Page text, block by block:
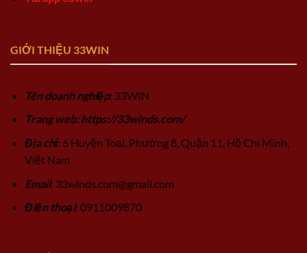
GIỚI THIỆU 33WIN
Tên doanh nghiệp: 33WIN
Trang web: https://33winds.com/
Địa chỉ: 6 Huyện Toại, Phường 8, Quận 11, Hồ Chí Minh,
Việt Nam
Email: 33winds.com@gmail.com
Điện thoại: 0911009870